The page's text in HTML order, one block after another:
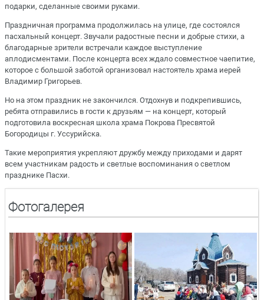
подарки, сделанные своими руками.
Праздничная программа продолжилась на улице, где состоялся
пасхальный концерт. Звучали радостные песни и добрые стихи, а
благодарные зрители встречали каждое выступление
аплодисментами. После концерта всех ждало совместное чаепитие,
которое с большой заботой организовал настоятель храма иерей
Владимир Григорьев.
Но на этом праздник не закончился. Отдохнув и подкрепившись,
ребята отправились в гости к друзьям — на концерт, который
подготовила воскресная школа храма Покрова Пресвятой
Богородицы г. Уссурийска.
Такие мероприятия укрепляют дружбу между приходами и дарят
всем участникам радость и светлые воспоминания о светлом
празднике Пасхи.
Фотогалерея